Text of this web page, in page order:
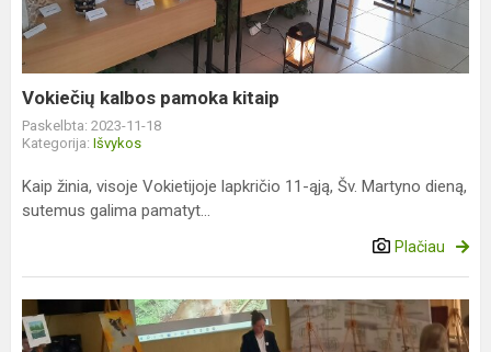
Vokiečių kalbos pamoka kitaip
Paskelbta: 2023-11-18
Kategorija: Išvykos
Kaip žinia, visoje Vokietijoje lapkričio 11-ąją, Šv. Martyno dieną,
sutemus galima pamatyt...
Plačiau
Konferencija
„Raseinių